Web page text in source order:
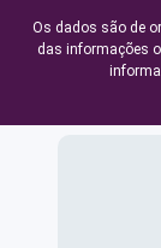
Os dados são de
das informações